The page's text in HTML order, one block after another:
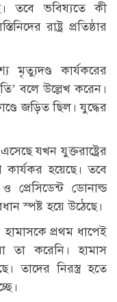
তবে ভবিষ্যতে কী
রাষ্ট্র প্রতিষ্ঠার
মৃত্যুদণ্ড কার্যকরের
বলে উল্লেখ করেন।
জড়িত ছিল। যুদ্ধের
যখন যুক্তরাষ্ট্রের
কার্যকর হয়েছে। তবে
প্রেসিডেন্ট ডোনাল্ড
স্পষ্ট হয়ে উঠেছে।
হামাসকে প্রথম ধাপেই
তা করেনি। হামাস
তাদের নিরস্ত্র হতে